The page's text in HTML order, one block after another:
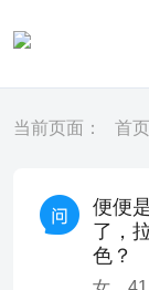
当前页面： 首页
便便
了，
色？